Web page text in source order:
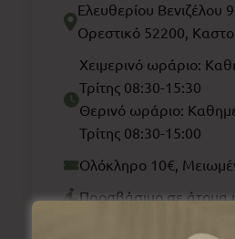
Ελευθερίου Βενιζέλου
Ορεστικό 52200,
Χειμερινό ωράριο:
Τρίτης 08:30-15:30
Θερινό ωράριο:
Τρίτης 08:30-15:00
Ολόκληρο 10€,
Προσβάσιμο σε άτομα